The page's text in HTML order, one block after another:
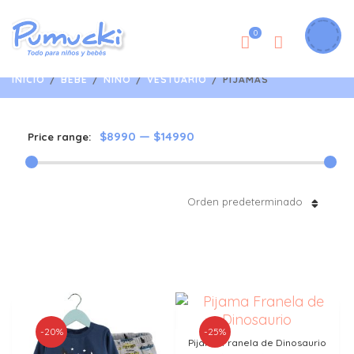
0
INICIO / BEBÉ / NIÑO / VESTUARIO /PIJAMAS
Price range: $8990 — $14990
Orden predeterminado
-20%
Pijama Franela de Dinosaurio
-25%